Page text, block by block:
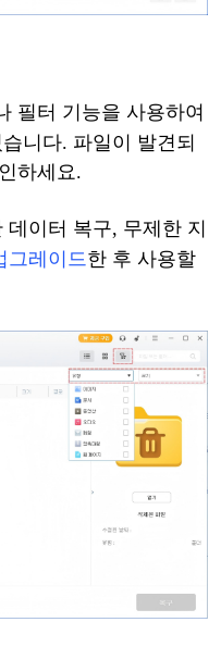
필터 기능을 사용하여
습니다. 파일이 발견되
하세요.
데이터 복구, 무제한 지
그레이드 한 후 사용할